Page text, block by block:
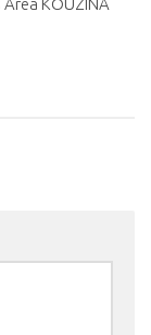
KOUZINA